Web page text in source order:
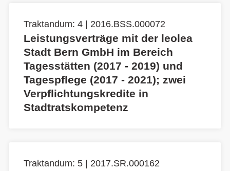
Traktandum: 4 | 2016.BSS.000072
Leistungsverträge mit der leolea
Stadt Bern GmbH im Bereich
Tagesstätten (2017 - 2019) und
Tagespflege (2017 - 2021); zwei
Verpflichtungskredite in
Stadtratskompetenz
Traktandum: 5 | 2017.SR.000162